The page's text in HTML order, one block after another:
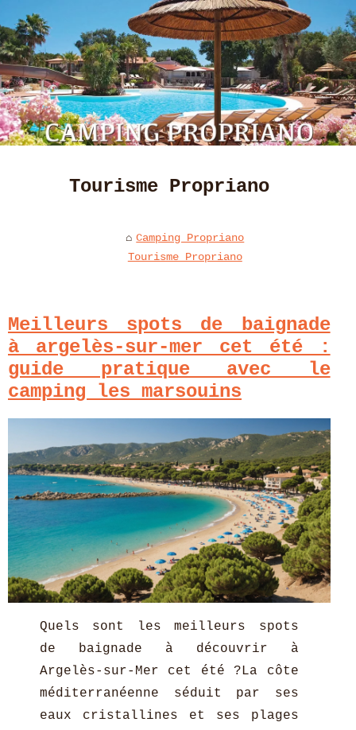
Tourisme Propriano
Camping Propriano
Tourisme Propriano
Meilleurs spots de baignade
à argelès-sur-mer cet été :
guide pratique avec le
camping les marsouins
Quels sont les meilleurs spots
de baignade à découvrir à
Argelès-sur-Mer cet été ?La côte
méditerranéenne séduit par ses
eaux cristallines et ses plages